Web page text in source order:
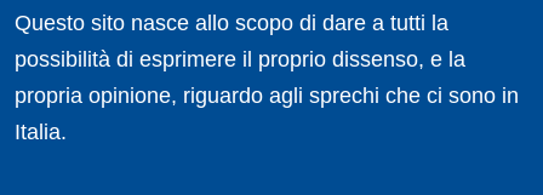
Questo sito nasce allo scopo di dare a tutti la
possibilità di esprimere il proprio dissenso, e la
propria opinione, riguardo agli sprechi che ci sono in
Italia.